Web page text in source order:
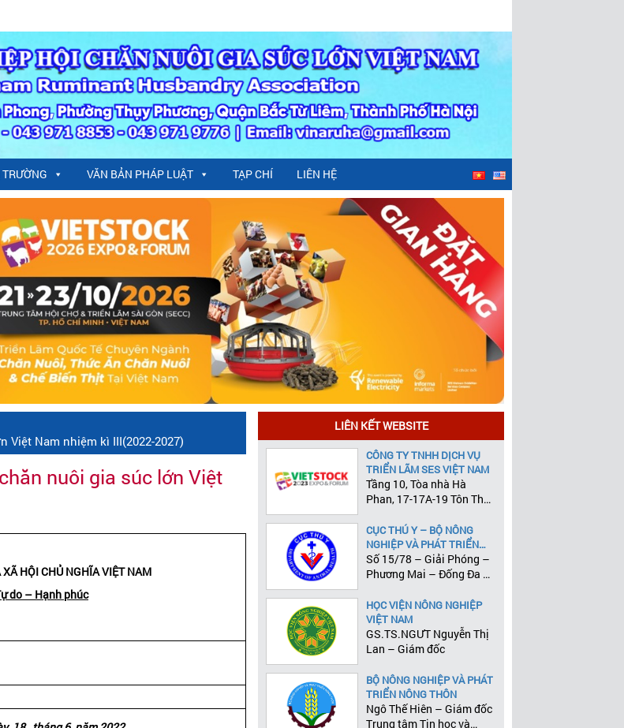
VĂN BẢN PHÁP LUẬT TẠP CHÍ LIÊN HỆ
Nam nhiệm kì III(2022-2027)
nuôi gia súc lớn Việt
XÃ HỘI CHỦ NGHĨA VIỆT NAM
do – Hạnh phúc
LIÊN KẾT WEBSITE
CÔNG TY TNHH DỊCH VỤ
TRIỂN LÃM SES VIỆT NAM
Tầng 10, Tòa nhà Hà
Phan, 17-17A-19 Tôn Thất
Lão, Quận 1, Tp.HCM
CỤC THÚ Y – BỘ NÔNG
NGHIỆP VÀ PHÁT TRIỂN
NÔNG THÔN
Số 15/78 – Giải Phóng –
Phương Mai – Đống Đa –
HỌC VIỆN NÔNG NGHIỆP
VIỆT NAM
GS.TS.NGƯT Nguyễn Thị
Lan – Giám đốc
BỘ NÔNG NGHIỆP VÀ PHÁT
TRIỂN NÔNG THÔN
Ngô Thế Hiên – Giám đốc
Trung tâm Tin học và